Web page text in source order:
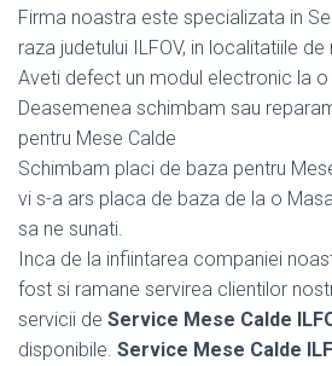
Firma noastra este specializata in
raza judetului ILFOV, in localitatiile de
Aveti defect un modul electronic la o
Deasemenea schimbam sau
pentru Mese Calde
Schimbam placi de baza pentru
vi s-a ars placa de baza de la o
sa ne sunati.
Inca de la infiintarea companiei
fost si ramane servirea clientilor
servicii de Service Mese Calde
disponibile. Service Mese Calde